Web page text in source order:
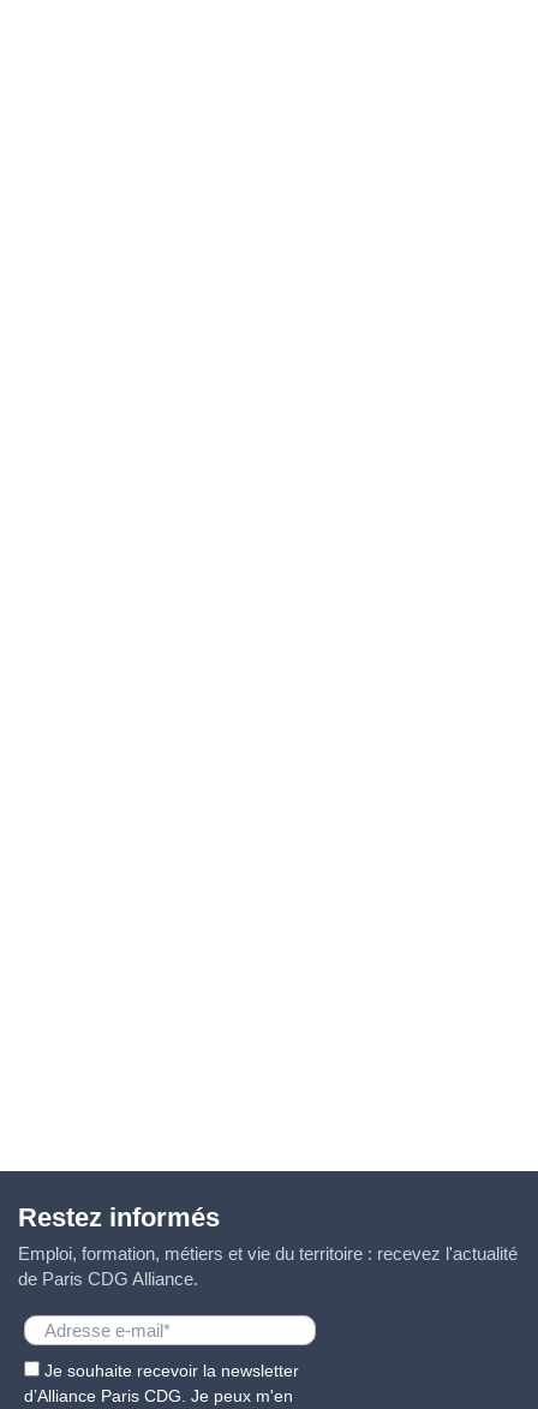
Restez informés
Emploi, formation, métiers et vie du territoire : recevez l'actualité
de Paris CDG Alliance.
Je souhaite recevoir la newsletter
d’Alliance Paris CDG. Je peux m'en